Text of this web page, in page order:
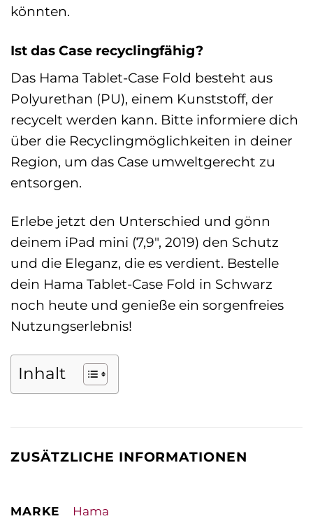
könnten.
Ist das Case recyclingfähig?
Das Hama Tablet-Case Fold besteht aus
Polyurethan (PU), einem Kunststoff, der
recycelt werden kann. Bitte informiere dich
über die Recyclingmöglichkeiten in deiner
Region, um das Case umweltgerecht zu
entsorgen.
Erlebe jetzt den Unterschied und gönn
deinem iPad mini (7,9″, 2019) den Schutz
und die Eleganz, die es verdient. Bestelle
dein Hama Tablet-Case Fold in Schwarz
noch heute und genieße ein sorgenfreies
Nutzungserlebnis!
Inhalt
ZUSÄTZLICHE INFORMATIONEN
MARKE Hama